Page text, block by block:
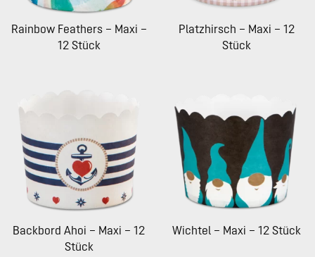
Rainbow Feathers – Maxi –
12 Stück
Platzhirsch – Maxi – 12
Stück
Backbord Ahoi – Maxi – 12
Stück
Wichtel – Maxi – 12 Stück